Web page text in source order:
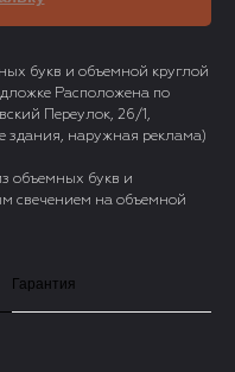
букв и объемной круглой
Расположена по
Переулок, 26/1,
здания, наружная реклама)
объемных букв и
свечением на объемной
Гарантия